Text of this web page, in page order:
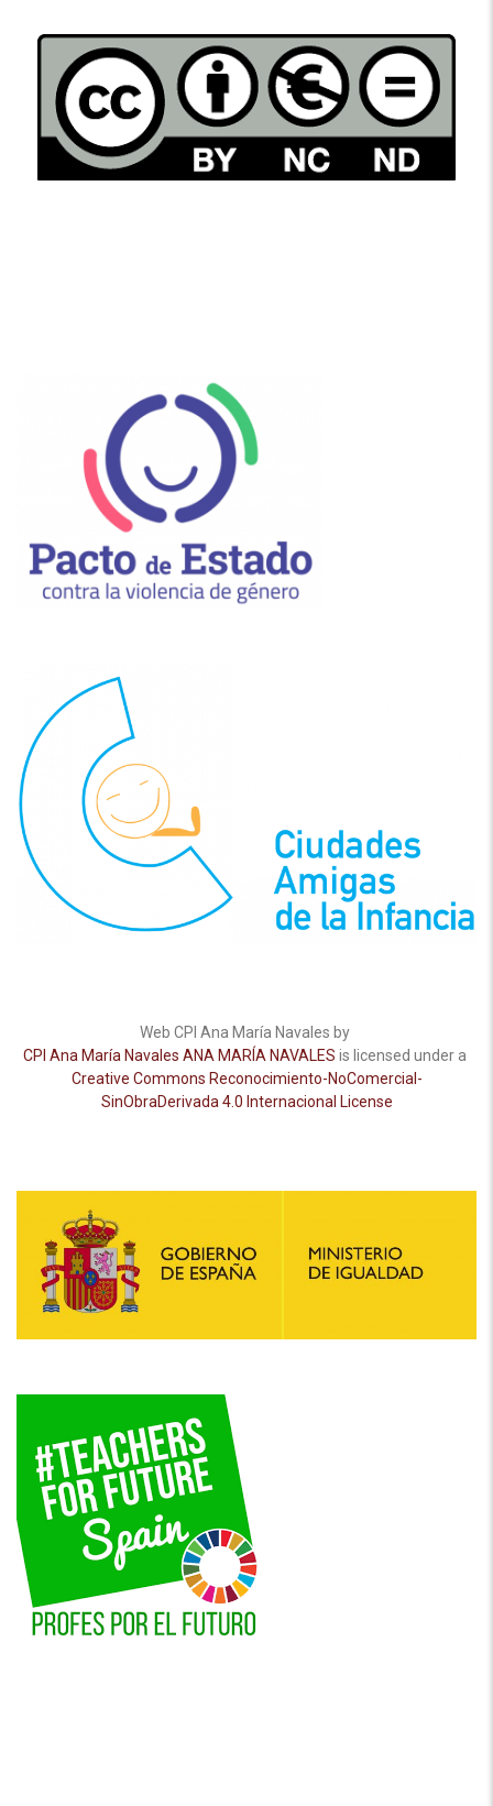
Web CPI Ana María Navales by
CPI Ana María Navales ANA MARÍA NAVALES is licensed under a
Creative Commons Reconocimiento-NoComercial-
SinObraDerivada 4.0 Internacional License